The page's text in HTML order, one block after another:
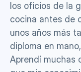
los oficios de la
cocina antes de
unos años más
diploma en
Aprendí muchas